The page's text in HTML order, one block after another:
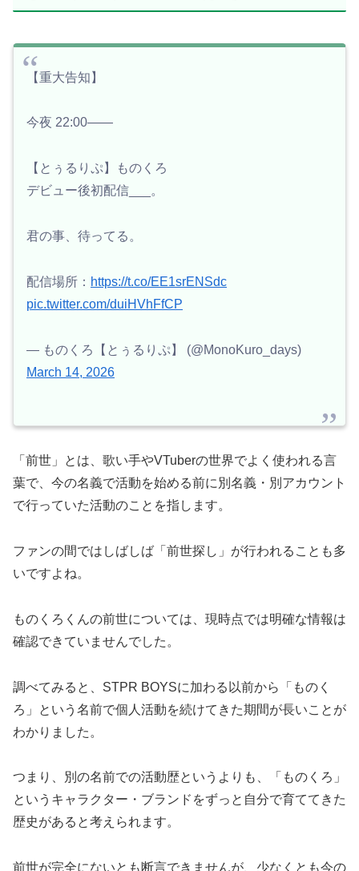
【重大告知】
今夜 22:00——
【とぅるりぷ】ものくろ
デビュー後初配信___。
君の事、待ってる。
配信場所： https://t.co/EE1srENSdc
pic.twitter.com/duiHVhFfCP
— ものくろ【とぅるりぷ】 (@MonoKuro_days)
March 14, 2026
「前世」とは、歌い手やVTuberの世界でよく使われる言
葉で、今の名義で活動を始める前に別名義・別アカウント
で行っていた活動のことを指します。
ファンの間ではしばしば「前世探し」が行われることも多
いですよね。
ものくろくんの前世については、現時点では明確な情報は
確認できていませんでした。
調べてみると、STPR BOYSに加わる以前から「ものく
ろ」という名前で個人活動を続けてきた期間が長いことが
わかりました。
つまり、別の名前での活動歴というよりも、「ものくろ」
というキャラクター・ブランドをずっと自分で育ててきた
歴史があると考えられます。
前世が完全にないとも断言できませんが、少なくとも今の